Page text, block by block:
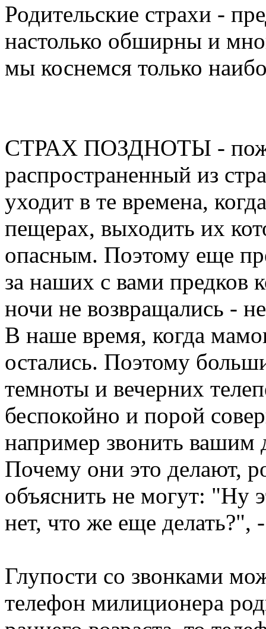
Родительские страхи -
настолько обширны и
мы коснемся только
СТРАХ ПОЗДНОТЫ -
распространенный из
уходит в те времена,
пещерах, выходить их
опасным. Поэтому еще
за наших с вами предков
ночи не возвращались -
В наше время, когда
остались. Поэтому
темноты и вечерних
беспокойно и порой
например звонить
Почему они это делают,
объяснить не могут: "Ну
нет, что же еще делать?",
Глупости со звонками
телефон милиционера